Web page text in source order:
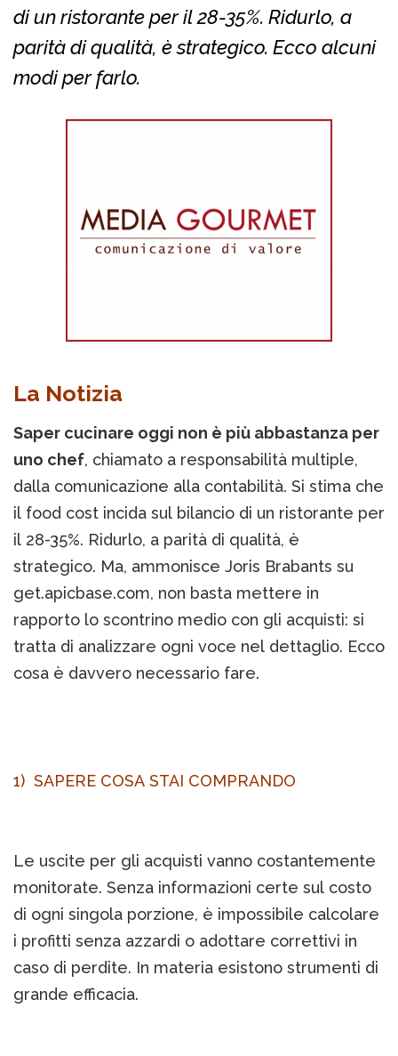
di un ristorante per il 28-35%. Ridurlo, a
parità di qualità, è strategico. Ecco alcuni
modi per farlo.
La Notizia
Saper cucinare oggi non è più abbastanza per
uno chef, chiamato a responsabilità multiple,
dalla comunicazione alla contabilità. Si stima che
il food cost incida sul bilancio di un ristorante per
il 28-35%. Ridurlo, a parità di qualità, è
strategico. Ma, ammonisce Joris Brabants su
get.apicbase.com, non basta mettere in
rapporto lo scontrino medio con gli acquisti: si
tratta di analizzare ogni voce nel dettaglio. Ecco
cosa è davvero necessario fare.
1) SAPERE COSA STAI COMPRANDO
Le uscite per gli acquisti vanno costantemente
monitorate. Senza informazioni certe sul costo
di ogni singola porzione, è impossibile calcolare
i profitti senza azzardi o adottare correttivi in
caso di perdite. In materia esistono strumenti di
grande efficacia.